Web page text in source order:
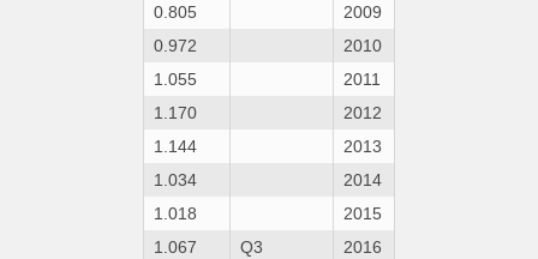
0.805
2009
0.972
2010
1.055
2011
1.170
2012
1.144
2013
1.034
2014
1.018
2015
1.067
Q3
2016